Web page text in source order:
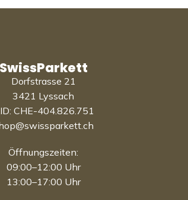
SwissParkett
Dorfstrasse 21
3421 Lyssach
CHE-404.826.751
Öffnungszeiten:
09:00–12:00 Uhr
13:00–17:00 Uhr